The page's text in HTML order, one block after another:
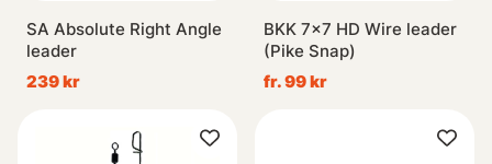
SA Absolute Right Angle
leader
239 kr
BKK 7x7 HD Wire leader
(Pike Snap)
fr. 99 kr